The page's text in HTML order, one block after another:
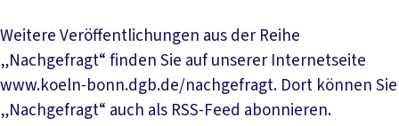
Weitere Veröffentlichungen aus der Reihe
„Nachgefragt“ finden Sie auf unserer Internetseite
www.koeln-bonn.dgb.de/nachgefragt. Dort können Sie
„Nachgefragt“ auch als RSS-Feed abonnieren.